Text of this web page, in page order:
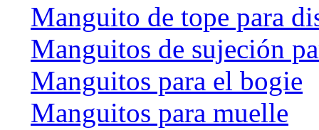
Manguito de tope para
Manguitos de sujeción
Manguitos para el bogie
Manguitos para muelle